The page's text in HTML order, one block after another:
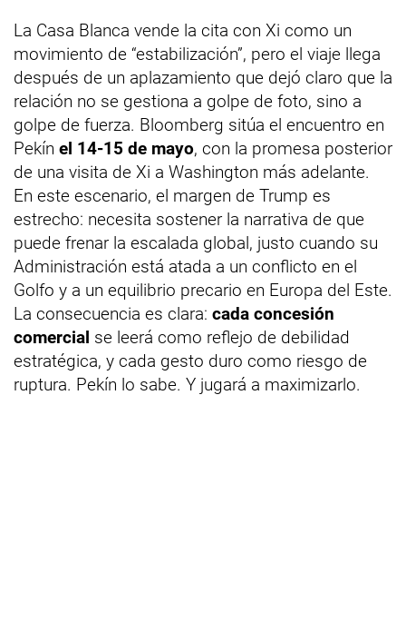
La Casa Blanca vende la cita con Xi como un
movimiento de “estabilización”, pero el viaje llega
después de un aplazamiento que dejó claro que la
relación no se gestiona a golpe de foto, sino a
golpe de fuerza. Bloomberg sitúa el encuentro en
Pekín el 14-15 de mayo, con la promesa posterior
de una visita de Xi a Washington más adelante.
En este escenario, el margen de Trump es
estrecho: necesita sostener la narrativa de que
puede frenar la escalada global, justo cuando su
Administración está atada a un conflicto en el
Golfo y a un equilibrio precario en Europa del Este.
La consecuencia es clara: cada concesión
comercial se leerá como reflejo de debilidad
estratégica, y cada gesto duro como riesgo de
ruptura. Pekín lo sabe. Y jugará a maximizarlo.